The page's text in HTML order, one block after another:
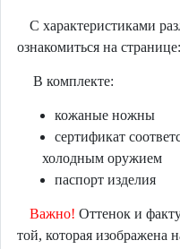
С характеристиками
ознакомиться на странице:
В комплекте:
кожаные ножны
сертификат
холодным оружием
паспорт изделия
Важно! Оттенок и
той, которая изображена